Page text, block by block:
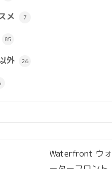
メ 7
85
外 26
Waterfront ウォ